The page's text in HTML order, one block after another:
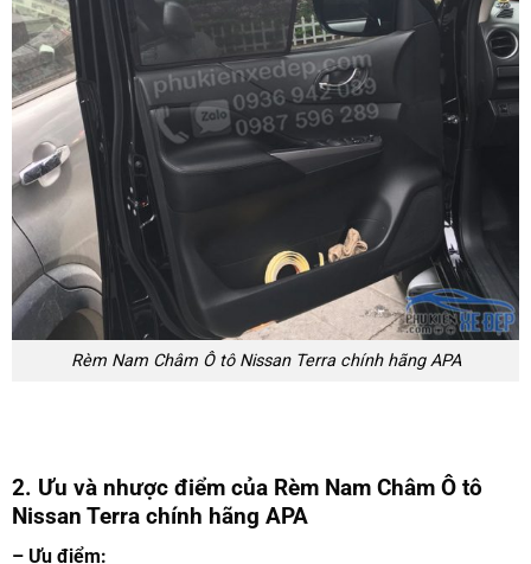
Rèm Nam Châm Ô tô Nissan Terra chính hãng APA
2. Ưu và nhược điểm của Rèm Nam Châm Ô tô
Nissan Terra chính hãng APA
– Ưu điểm: